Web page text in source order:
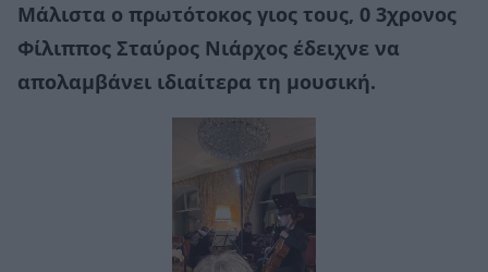
Μάλιστα ο πρωτότοκος γιος τους, 0 3χρονος
Φίλιππος Σταύρος Νιάρχος έδειχνε να
απολαμβάνει ιδιαίτερα τη μουσική.